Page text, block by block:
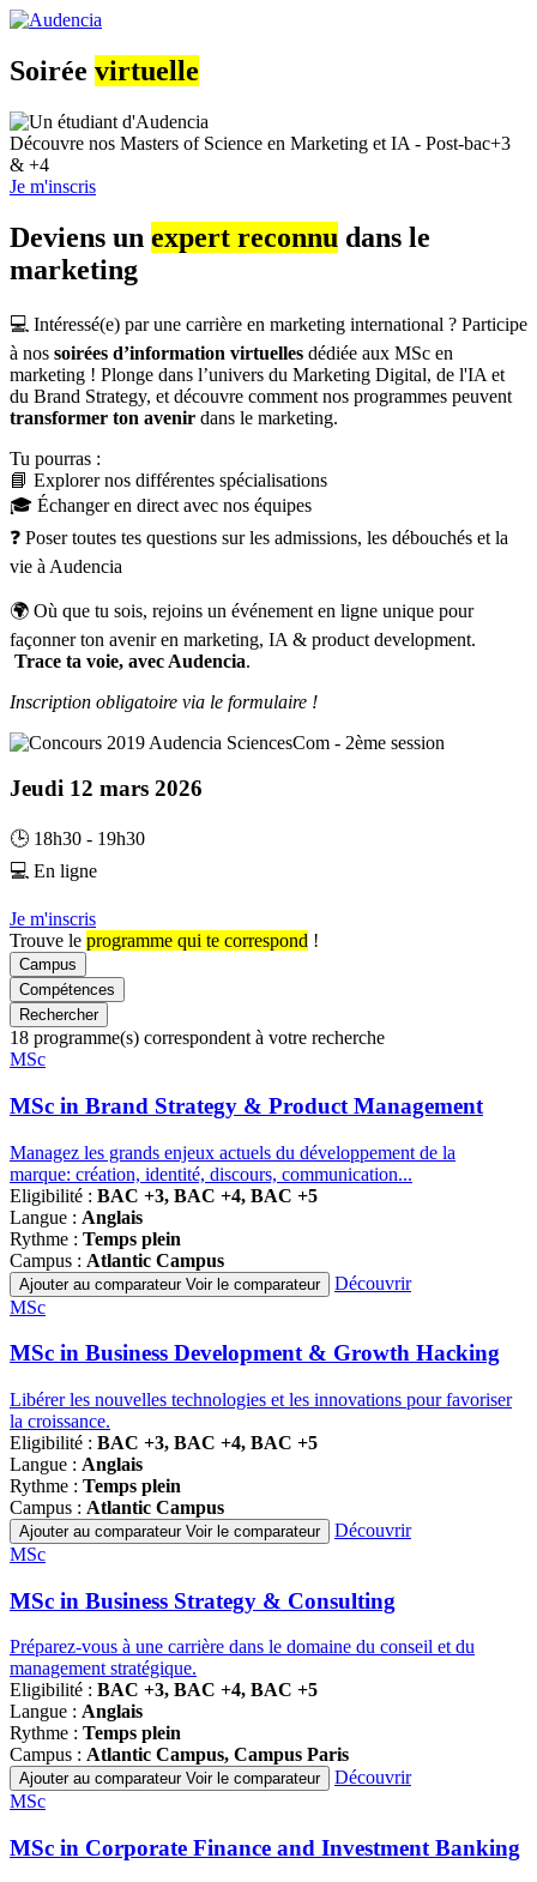
Aller
contenu
principal
Soirée virtuelle
Découvre nos Masters of Science en Marketing et IA - Post-bac+3
& +4
Je m'inscris
Deviens un expert reconnu dans le
marketing
💻 Intéressé(e) par une carrière en marketing international ? Participe
à nos soirées d’information virtuelles dédiée aux MSc en
marketing ! Plonge dans l’univers du Marketing Digital, de l'IA et
du Brand Strategy, et découvre comment nos programmes peuvent
transformer ton avenir dans le marketing.
Tu pourras :
📘 Explorer nos différentes spécialisations
🎓 Échanger en direct avec nos équipes
❓ Poser toutes tes questions sur les admissions, les débouchés et la
vie à Audencia
🌍 Où que tu sois, rejoins un événement en ligne unique pour
façonner ton avenir en marketing, IA & product development.
Trace ta voie, avec Audencia.
Inscription obligatoire via le formulaire !
Jeudi 12 mars 2026
🕒 18h30 - 19h30
💻 En ligne
Je m'inscris
Trouve le programme qui te correspond !
Campus
Compétences
Rechercher
18 programme(s) correspondent à votre recherche
Famille
programmes
MSc
MSc in Brand Strategy & Product Management
Managez les grands enjeux actuels du développement de la
marque: création, identité, discours, communication...
Eligibilité : BAC +3, BAC +4, BAC +5
Langue : Anglais
Rythme : Temps plein
Campus : Atlantic Campus
Ajouter au comparateur Voir le comparateur
Découvrir
Famille
programmes
MSc
MSc in Business Development & Growth Hacking
Libérer les nouvelles technologies et les innovations pour favoriser
la croissance.
Eligibilité : BAC +3, BAC +4, BAC +5
Langue : Anglais
Rythme : Temps plein
Campus : Atlantic Campus
Ajouter au comparateur Voir le comparateur
Découvrir
Famille
programmes
MSc
MSc in Business Strategy & Consulting
Préparez-vous à une carrière dans le domaine du conseil et du
management stratégique.
Eligibilité : BAC +3, BAC +4, BAC +5
Langue : Anglais
Rythme : Temps plein
Campus : Atlantic Campus, Campus Paris
Ajouter au comparateur Voir le comparateur
Découvrir
Famille
programmes
MSc
MSc in Corporate Finance and Investment Banking